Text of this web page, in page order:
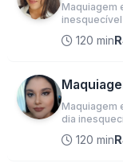
Maquiagem
inesquecível
120 min
Maquiagem
dia
120 min